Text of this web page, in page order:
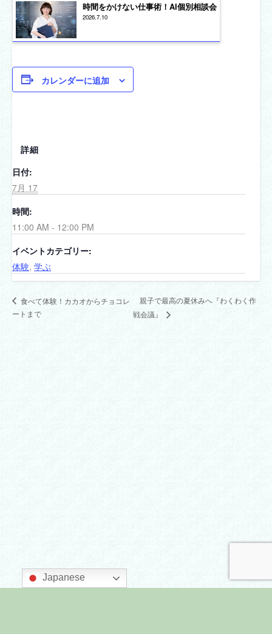
時間をかけない仕事術！AI個別相談会
2026.7.10
カレンダーに追加
詳細
日付:
7月 17
時間:
11:00 AM - 12:00 PM
イベントカテゴリー:
体験, 学ぶ
食べて体験！カカオからチョコレ
ートまで
親子で最高の夏休みへ『わくわく作
戦会議』
Japanese